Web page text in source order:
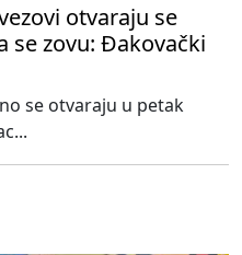
otvaraju se
se zovu: Đakovački
se otvaraju u petak